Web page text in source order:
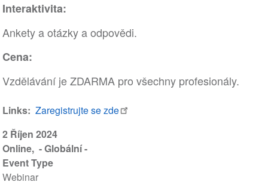
2 Říjen 2024
Online - Globální -
Event Type
Webinar
Interaktivita:
Ankety a otázky a odpovědi.
Cena:
Vzdělávání je ZDARMA pro všechny profesionály.
Links Zaregistrujte se zde